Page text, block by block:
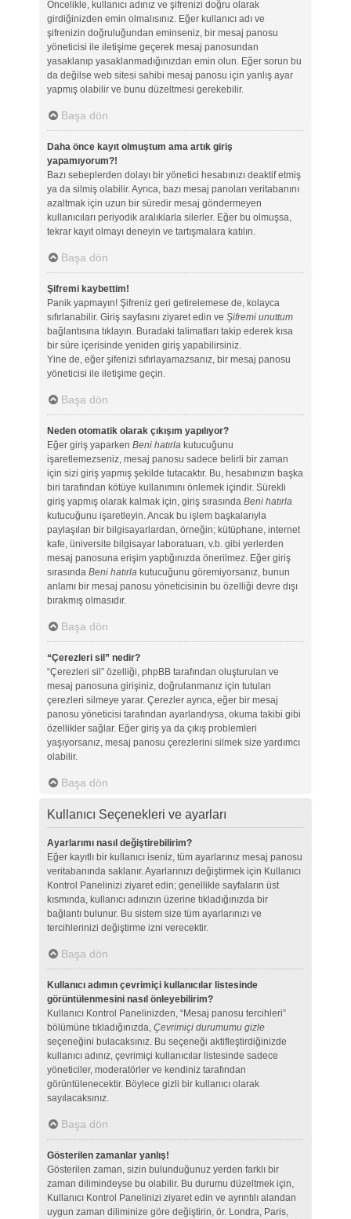
Öncelikle, kullanıcı adınız ve şifrenizi doğru olarak
girdiğinizden emin olmalısınız. Eğer kullanıcı adı ve
şifrenizin doğruluğundan eminseniz, bir mesaj panosu
yöneticisi ile iletişime geçerek mesaj panosundan
yasaklanıp yasaklanmadığınızdan emin olun. Eğer sorun bu
da değilse web sitesi sahibi mesaj panosu için yanlış ayar
yapmış olabilir ve bunu düzeltmesi gerekebilir.
Başa dön
Daha önce kayıt olmuştum ama artık giriş
yapamıyorum?!
Bazı sebeplerden dolayı bir yönetici hesabınızı deaktif etmiş
ya da silmiş olabilir. Ayrıca, bazı mesaj panoları veritabanını
azaltmak için uzun bir süredir mesaj göndermeyen
kullanıcıları periyodik aralıklarla silerler. Eğer bu olmuşsa,
tekrar kayıt olmayı deneyin ve tartışmalara katılın.
Başa dön
Şifremi kaybettim!
Panik yapmayın! Şifreniz geri getirelemese de, kolayca
sıfırlanabilir. Giriş sayfasını ziyaret edin ve Şifremi unuttum
bağlantısına tıklayın. Buradaki talimatları takip ederek kısa
bir süre içerisinde yeniden giriş yapabilirsiniz.
Yine de, eğer şifenizi sıfırlayamazsanız, bir mesaj panosu
yöneticisi ile iletişime geçin.
Başa dön
Neden otomatik olarak çıkışım yapılıyor?
Eğer giriş yaparken Beni hatırlakutucuğunu
işaretlemezseniz, mesaj panosu sadece belirli bir zaman
için sizi giriş yapmış şekilde tutacaktır. Bu, hesabınızın başka
biri tarafından kötüye kullanımını önlemek içindir. Sürekli
giriş yapmış olarak kalmak için, giriş sırasında Beni hatırla
kutucuğunu işaretleyin. Ancak bu işlem başkalarıyla
paylaşılan bir bilgisayarlardan, örneğin; kütüphane, internet
kafe, üniversite bilgisayar laboratuarı, v.b. gibi yerlerden
mesaj panosuna erişim yaptığınızda önerilmez. Eğer giriş
sırasında Beni hatırlakutucuğunu göremiyorsanız, bunun
anlamı bir mesaj panosu yöneticisinin bu özelliği devre dışı
bırakmış olmasıdır.
Başa dön
“Çerezleri sil” nedir?
“Çerezleri sil” özelliği, phpBB tarafından oluşturulan ve
mesaj panosuna girişiniz, doğrulanmanız için tutulan
çerezleri silmeye yarar. Çerezler ayrıca, eğer bir mesaj
panosu yöneticisi tarafından ayarlandıysa, okuma takibi gibi
özellikler sağlar. Eğer giriş ya da çıkış problemleri
yaşıyorsanız, mesaj panosu çerezlerini silmek size yardımcı
olabilir.
Başa dön
Kullanıcı Seçenekleri ve ayarları
Ayarlarımı nasıl değiştirebilirim?
Eğer kayıtlı bir kullanıcı iseniz, tüm ayarlarınız mesaj panosu
veritabanında saklanır. Ayarlarınızı değiştirmek için Kullanıcı
Kontrol Panelinizi ziyaret edin; genellikle sayfaların üst
kısmında, kullanıcı adınızın üzerine tıkladığınızda bir
bağlantı bulunur. Bu sistem size tüm ayarlarınızı ve
tercihlerinizi değiştirme izni verecektir.
Başa dön
Kullanıcı adımın çevrimiçi kullanıcılar listesinde
görüntülenmesini nasıl önleyebilirim?
Kullanıcı Kontrol Panelinizden, “Mesaj panosu tercihleri”
bölümüne tıkladığınızda, Çevrimiçi durumumu gizle
seçeneğini bulacaksınız. Bu seçeneği aktifleştirdiğinizde
kullanıcı adınız, çevrimiçi kullanıcılar listesinde sadece
yöneticiler, moderatörler ve kendiniz tarafından
görüntülenecektir. Böylece gizli bir kullanıcı olarak
sayılacaksınız.
Başa dön
Gösterilen zamanlar yanlış!
Gösterilen zaman, sizin bulunduğunuz yerden farklı bir
zaman dilimindeyse bu olabilir. Bu durumu düzeltmek için,
Kullanıcı Kontrol Panelinizi ziyaret edin ve ayrıntılı alandan
uygun zaman diliminize göre değiştirin, ör. Londra, Paris,